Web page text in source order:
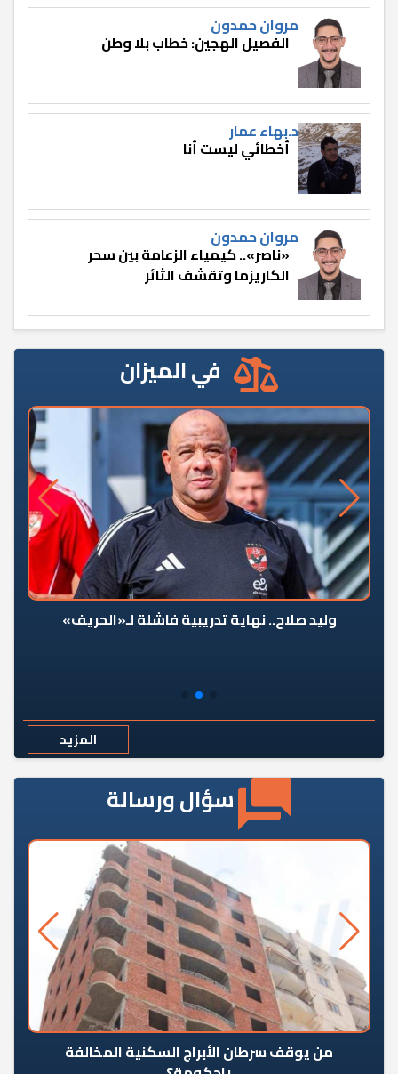
مروان حمدون
الفصيل الهجين: خطاب بلا وطن
د.بهاء عمار
أخطائي ليست أنا
مروان حمدون
«ناصر».. كيمياء الزعامة بين سحر
الكاريزما وتقشف الثائر
في الميزان
وليد صلاح.. نهاية تدريبية فاشلة لـ«الحريف»
المزيد
سؤال ورسالة
من يوقف سرطان الأبراج السكنية المخالفة